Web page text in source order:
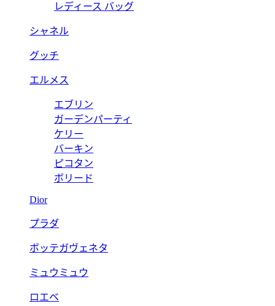
レディース バッグ
シャネル
グッチ
エルメス
エブリン
ガーデンパーティ
ケリー
バーキン
ピコタン
ボリード
Dior
プラダ
ボッテガヴェネタ
ミュウミュウ
ロエベ